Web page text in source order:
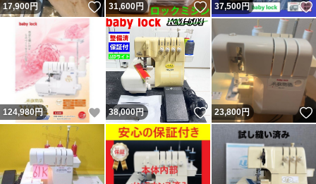
17,900円 いいね！
31,600円 いいね！
37,500円
124,980円 いいね！
38,000円 いいね！
23,800円